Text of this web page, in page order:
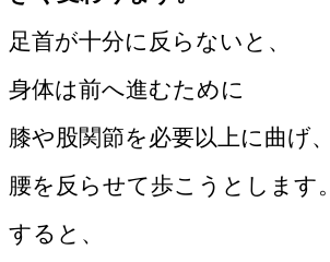
足首が十分に反らないと、
身体は前へ進むために
膝や股関節を必要以上に曲げ、
腰を反らせて歩こうとします。
すると、